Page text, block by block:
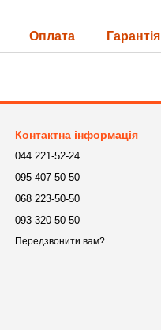
Оплата Гарантія
Контактна інформація
044 221-52-24
095 407-50-50
068 223-50-50
093 320-50-50
Передзвонити вам?